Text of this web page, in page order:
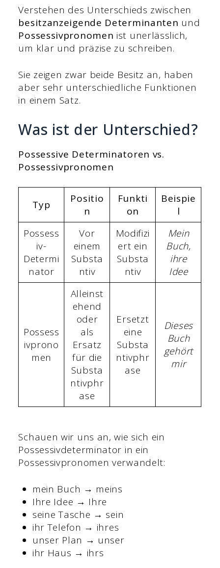
Verstehen des Unterschieds zwischen
besitzanzeigende Determinanten und
Possessivpronomen ist unerlässlich,
um klar und präzise zu schreiben.
Sie zeigen zwar beide Besitz an, haben
aber sehr unterschiedliche Funktionen
in einem Satz.
Was ist der Unterschied?
Possessive Determinatoren vs.
Possessivpronomen
Typ
Positio
n
Funkti
on
Beispie
l
Possess
iv-
Determi
nator
Vor
einem
Substa
ntiv
Modifizi
ert ein
Substa
ntiv
Mein
Buch,
ihre
Idee
Possess
ivprono
men
Alleinst
ehend
oder
als
Ersatz
für die
Substa
ntivphr
ase
Ersetzt
eine
Substa
ntivphr
ase
Dieses
Buch
gehört
mir
Schauen wir uns an, wie sich ein
Possessivdeterminator in ein
Possessivpronomen verwandelt:
mein Buch → meins
Ihre Idee → Ihre
seine Tasche → sein
ihr Telefon → ihres
unser Plan → unser
ihr Haus → ihrs